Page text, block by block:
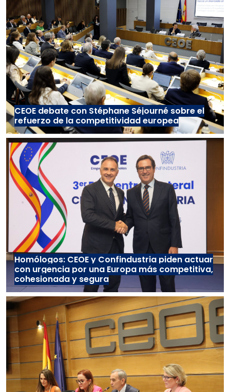
CEOE debate con Stéphane Séjourné sobre el
refuerzo de la competitividad europea
Homólogos: CEOE y Confindustria piden actuar
con urgencia por una Europa más competitiva,
cohesionada y segura